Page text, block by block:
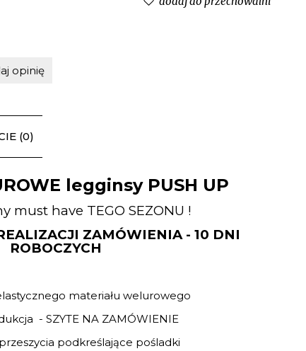
opinię
(0)
legginsy PUSH UP
must have TEGO SEZONU !
ZAMÓWIENIA - 10 DNI
ROBOCZYCH
materiału welurowego
- SZYTE NA ZAMÓWIENIE
podkreślające pośladki